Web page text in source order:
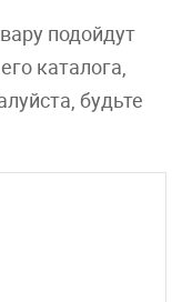
подойдут
каталога,
будьте